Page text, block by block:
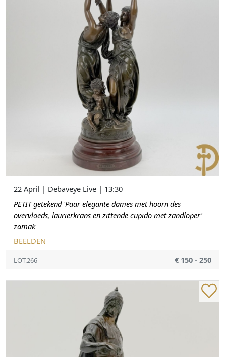
22 April | Debaveye Live | 13:30
PETIT getekend 'Paar elegante dames met hoorn des
overvloeds, laurierkrans en zittende cupido met zandloper'
zamak
BEELDEN
LOT.266 € 150 - 250